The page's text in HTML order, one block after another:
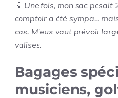
💡 Une fois, mon sac pesait
comptoir a été sympa…
cas. Mieux vaut prévoir
valises.
Bagages
musiciens,